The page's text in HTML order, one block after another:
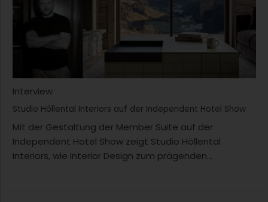
Interview
Studio Höllental Interiors auf der Independent Hotel Show
Mit der Gestaltung der Member Suite auf der
Independent Hotel Show zeigt Studio Höllental
Interiors, wie Interior Design zum prägenden...